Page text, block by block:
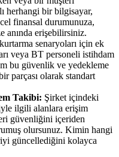
herhangi bir bilgisayar,
finansal durumunuza,
anında erişebilirsiniz.
senaryoları için ek
veya BT personeli istihdam
bu güvenlik ve yedekleme
parçası olarak standart
Takibi: Şirket içindeki
ilgili alanlara erişim
güvenliğini içeriden
olursunuz. Kimin hangi
güncellediğini kolayca